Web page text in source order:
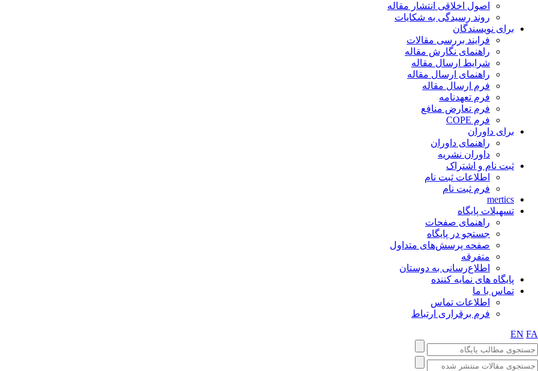
اصول اخلاقی انتشار مقاله
روند رسیدگی به شکایات
برای نویسندگان
فرایند بررسی مقالات
راهنمای نگارش مقاله
شرایط ارسال مقاله
راهنمای ارسال مقاله
فرم ارسال مقاله
فرم تعهدنامه
فرم تعارض منافع
فرم COPE
برای داوران
راهنمای داوران
داوران نشریه
ثبت نام و اشتراک
اطلاعات ثبت نام
فرم ثبت نام
mertics
تسهیلات پایگاه
راهنمای صفحات
جستجو در پایگاه
صفحه پرسش‌های متداول
متفرقه
اطلاع‌رسانی به دوستان
پایگاه های نمایه کننده
تماس با ما
اطلاعات تماس
فرم برقراری ارتباط
EN FA